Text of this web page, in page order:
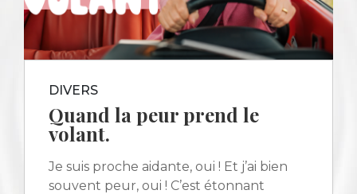
DIVERS
Quand la peur prend le
volant.
Je suis proche aidante, oui ! Et j’ai bien
souvent peur, oui ! C’est étonnant